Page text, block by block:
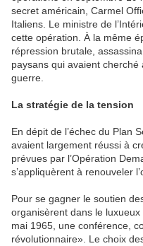
secret américain, Carmel
Italiens. Le ministre de
cette opération. À la même
répression brutale,
paysans qui avaient
guerre.
La stratégie de la tension
En dépit de l’échec du Plan
avaient largement réussi à
prévues par l’Opération
s’appliquèrent à renouveler
Pour se gagner le soutien
organisèrent dans le
mai 1965, une conférence,
révolutionnaire». Le choix